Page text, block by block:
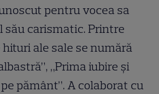
pentru vocea sa
carismatic. Printre
ale sale se numără
„Prima iubire și
pământ”. A colaborat cu